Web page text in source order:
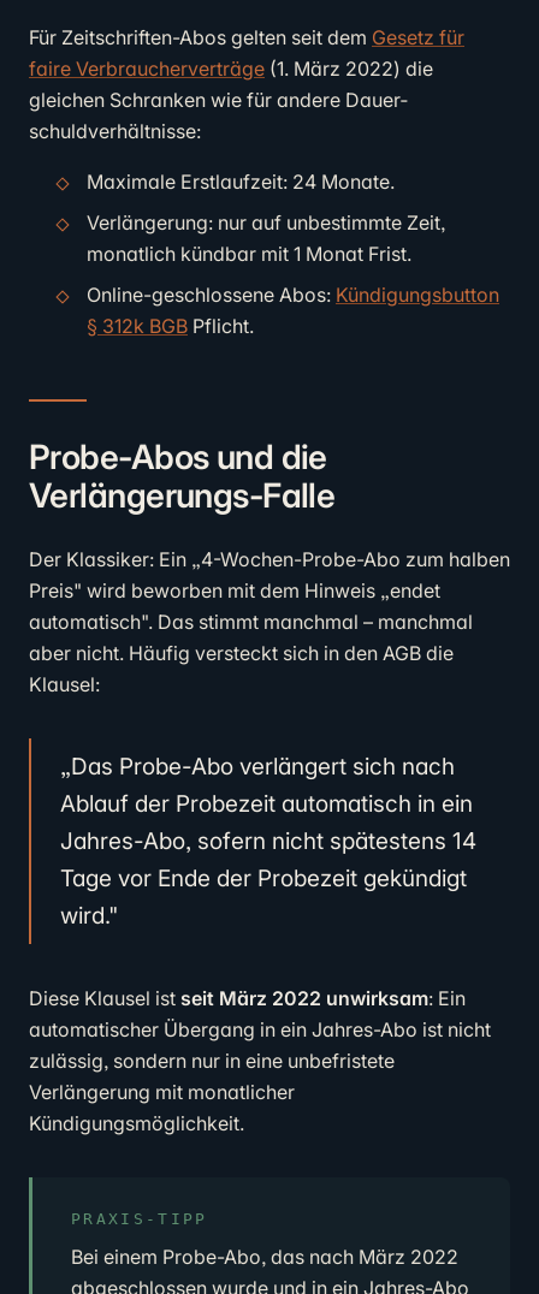
Für Zeitschriften-Abos gelten seit dem Gesetz für
faire Verbraucherverträge (1. März 2022) die
gleichen Schranken wie für andere Dauer­
schuldverhältnisse:
Maximale Erstlaufzeit: 24 Monate.
Verlängerung: nur auf unbestimmte Zeit,
monatlich kündbar mit 1 Monat Frist.
Online-geschlossene Abos: Kündigungsbutton
§ 312k BGB Pflicht.
Probe-Abos und die
Verlängerungs-Falle
Der Klassiker: Ein „4-Wochen-Probe-Abo zum halben
Preis" wird beworben mit dem Hinweis „endet
automatisch". Das stimmt manchmal – manchmal
aber nicht. Häufig versteckt sich in den AGB die
Klausel:
„Das Probe-Abo verlängert sich nach
Ablauf der Probezeit automatisch in ein
Jahres-Abo, sofern nicht spätestens 14
Tage vor Ende der Probezeit gekündigt
wird."
Diese Klausel ist seit März 2022 unwirksam: Ein
automatischer Übergang in ein Jahres-Abo ist nicht
zulässig, sondern nur in eine unbefristete
Verlängerung mit monatlicher
Kündigungsmöglichkeit.
PRAXIS-TIPP
Bei einem Probe-Abo, das nach März 2022
abgeschlossen wurde und in ein Jahres-Abo